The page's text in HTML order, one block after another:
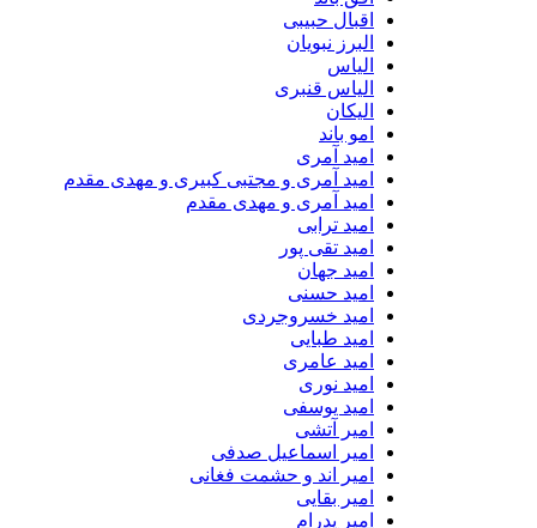
اقبال حبیبی
البرز نبویان
الیاس
الیاس قنبرى
الیکان
امو باند
امید آمری
امید آمری و مجتبی کبیری و مهدى مقدم
امید آمری و مهدی مقدم
امید ترابی
امید تقی پور
امید جهان
امید حسنی
امید خسروجردی
امید طبایی
امید عامری
امید نوری
امید یوسفی
امیر آتشی
امیر اسماعیل صدفی
امیر اند و حشمت فغانی
امیر بقایی
امیر پدرام